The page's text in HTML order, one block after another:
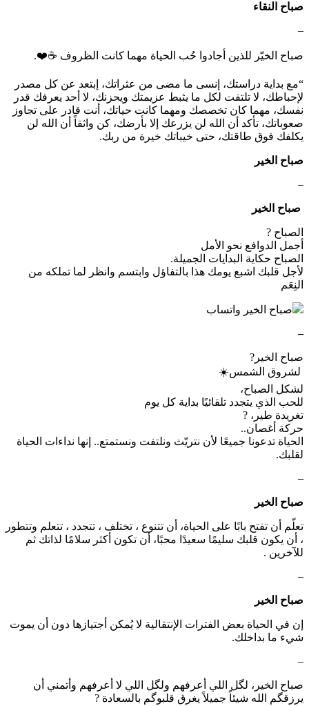
صباح النقاء
–
صباح الخيّر للذين أجادوا حُب الحياة مهما كانت الظروف ☕️❤️.
“‏مع بداية دراستك، إنسى ما مضى من عثراتك، إبتعد عن كل مصدر
لإحباطك، لا تلتفت لكل ما يثبط عزيمتك ويحزنك، لا أحد يعرفك قدر
نفسك، مهما كان تخصصك ومهما كانت حياتك، أنت قادر على تجاوز
صعوباتك، تأكد أن الله لن يزرعك إلا بأرضك، كن واثقاً أن الله لن
يكلفك فوق طاقتك، حتى خيباتك خيرة من ربك.
صباح الخير
–
‏⁧ صباح الخير ⁩
‏الصباح ?
‏أجمل الدوافع نحو الأمل
‏الصباح حكاية البدايات الجميلة.
‏لأجل قلبك اشبع يومك هذا بالتفاؤل وابتسم وانظر لما تملكه من
النِعَم
صباح الخير واتساب
–
‏صباح الخير?
‏ لشروق الشمس☀️
‏لشكل الصباح،
‏للحب الذي يتجدد تلقائيًا بداية كل يوم
‏تغريدة طير، ?
‏حركة أغصان..
‏الحياة تدعونا جميعًا لأن نتريّث ونلتفت ونستمتع.. إنها نداءات الحياة
لقلبك.
–
صباح الخير
تعلّم أن تفتح بابًا على الحياة، أن تتنوع ، تختلف ، تتجدد ، تتعلم وتتطور
، أن يكون قلبك سليمًا سعيدًا محبًا، أن تكون أكثر سلامًا لذاتك ثم
للآخرين .
–
صباح الخير
إن في الحياة بعض الفترات الإنتقالية لا يُمكن أجتيازها دون أن يموت
شيء ما بداخلك.
–
صباح الخير، لگل اللي أعرفهم ولگل اللي لا أعرفهم وأتمني أن
يرزقگم الله شيئاً جميلاً يغرق قلبوگم بالسعادة ?